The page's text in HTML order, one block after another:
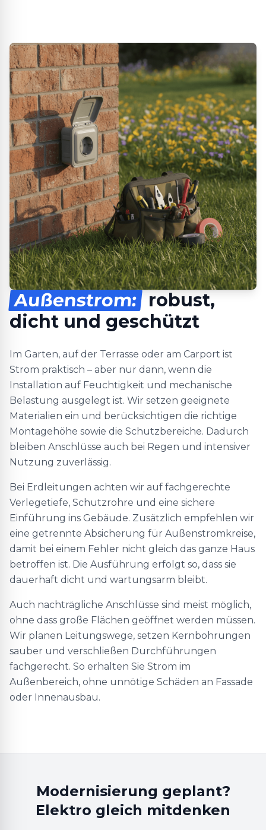
Außenstrom: robust,
dicht und geschützt
Im Garten, auf der Terrasse oder am Carport ist
Strom praktisch – aber nur dann, wenn die
Installation auf Feuchtigkeit und mechanische
Belastung ausgelegt ist. Wir setzen geeignete
Materialien ein und berücksichtigen die richtige
Montagehöhe sowie die Schutzbereiche. Dadurch
bleiben Anschlüsse auch bei Regen und intensiver
Nutzung zuverlässig.
Bei Erdleitungen achten wir auf fachgerechte
Verlegetiefe, Schutzrohre und eine sichere
Einführung ins Gebäude. Zusätzlich empfehlen wir
eine getrennte Absicherung für Außenstromkreise,
damit bei einem Fehler nicht gleich das ganze Haus
betroffen ist. Die Ausführung erfolgt so, dass sie
dauerhaft dicht und wartungsarm bleibt.
Auch nachträgliche Anschlüsse sind meist möglich,
ohne dass große Flächen geöffnet werden müssen.
Wir planen Leitungswege, setzen Kernbohrungen
sauber und verschließen Durchführungen
fachgerecht. So erhalten Sie Strom im
Außenbereich, ohne unnötige Schäden an Fassade
oder Innenausbau.
Modernisierung geplant?
Elektro gleich mitdenken